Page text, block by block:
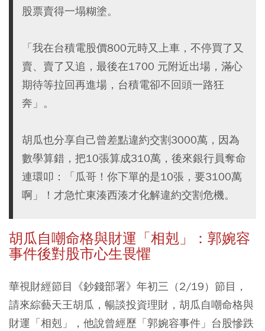
股票賣得一塌糊塗。
「我在台積電股價800元時又上車，不停買了又
賣、賣了又追，最後在1700 元附近出場，滿心
期待等拉回再進場，台積電卻不回頭一路狂
奔」。
胡瓜也分享自己曾差點違約交割3000萬，因為
數學算錯，把10張算成310萬，後來銀行員奪命
連環叩：「瓜哥！你下單的是10張，要3100萬
啊」！才急忙東湊西湊才化解違約交割危機。
胡瓜自嘲命格與財運「相剋」：郭婉容
事件後對股市心生畏懼
華視財經節目《鈔錢部署》年初三（2/19）節目，
請來綜藝天王胡瓜，暢談投資理財，胡瓜自嘲命格與
財運「相剋」，他說曾經歷「郭婉容事件」台股慘跌